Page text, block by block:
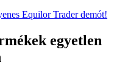
Equilor Trader demót!
egyetlen